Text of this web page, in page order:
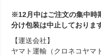
※12月中はご注文の集中時
分け包装は中止しておりま
【運送会社】
ヤマト運輸（クロネコヤマ